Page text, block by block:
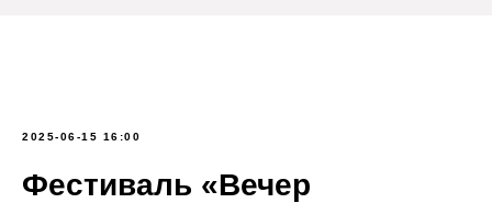
2025-06-15 16:00
Фестиваль «Вечер